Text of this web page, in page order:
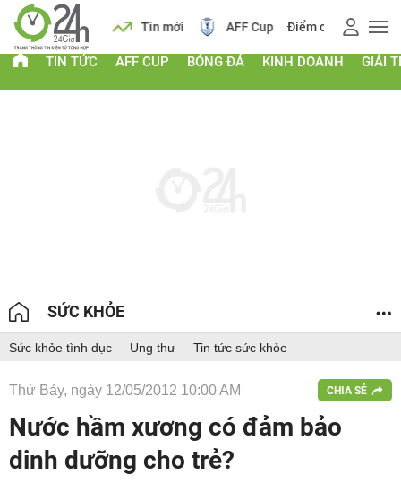
Lịch Tin mới AFF Cup Điểm chuẩn 2026
TIN TỨC AFF CUP BÓNG ĐÁ KINH DOANH GIẢI
SỨC KHỎE
Sức khỏe tình dục Ung thư Tin tức sức khỏe
Thứ Bảy, ngày 12/05/2012 10:00 AM CHIA SẺ
Nước hầm xương có đảm bảo
dinh dưỡng cho trẻ?